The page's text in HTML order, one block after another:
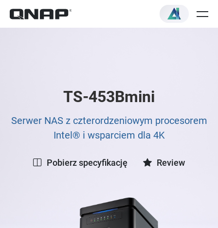
TS-453Bmini
Serwer NAS z czterordzeniowym procesorem
Intel® i wsparciem dla 4K
Pobierz specyfikację Review